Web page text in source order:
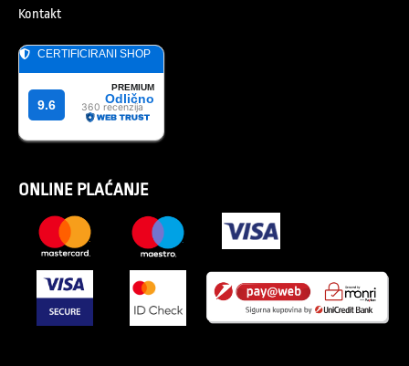
Kontakt
ONLINE PLAĆANJE